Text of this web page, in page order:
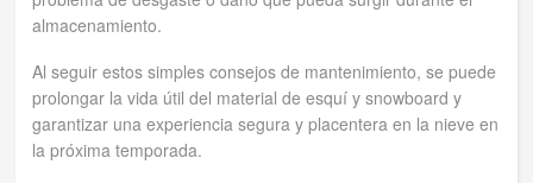
almacenamiento.
Al seguir estos simples consejos de mantenimiento, se puede
prolongar la vida útil del material de esquí y snowboard y
garantizar una experiencia segura y placentera en la nieve en
la próxima temporada.